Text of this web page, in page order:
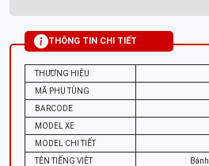
THÔNG TIN CHI TIẾT
THƯƠNG HIỆU
MÃ PHỤ TÙNG
BARCODE
MODEL XE
MODEL CHI TIẾT
TÊN TIẾNG VIỆT